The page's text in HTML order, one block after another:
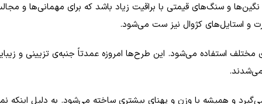
و سنگ‌های قیمتی با براقیت زیاد باشد که برای مهمانی‌ها
و استایل‌های کژوال نیز ست می‌شود.
استفاده می‌شود. این طرح‌ها امروزه عمدتاً جنبه‌ی تزیینی و
می‌شدند.
و همیشه با وزن و پهنای بیشتری ساخته می‌شود. به دلیل اینکه